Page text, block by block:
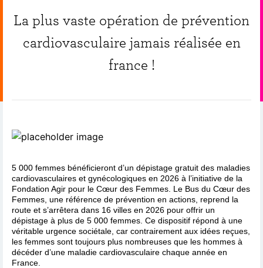
La plus vaste opération de prévention
cardiovasculaire jamais réalisée en
france !
5 000 femmes bénéficieront d’un dépistage gratuit des maladies
cardiovasculaires et gynécologiques en 2026 à l’initiative de la
Fondation Agir pour le Cœur des Femmes. Le Bus du Cœur des
Femmes, une référence de prévention en actions, reprend la
route et s’arrêtera dans 16 villes en 2026 pour offrir un
dépistage à plus de 5 000 femmes. Ce dispositif répond à une
véritable urgence sociétale, car contrairement aux idées reçues,
les femmes sont toujours plus nombreuses que les hommes à
décéder d’une maladie cardiovasculaire chaque année en
France.